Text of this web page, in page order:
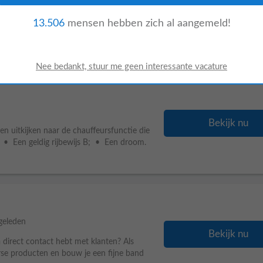
worden de vrachtwagens en
?️ Het kan zijn dat jij de
uitkijken naar de chauffeursfunctie die
• Een geldig rijbewijs B; • Een droom.
Bekijk nu
direct contact hebt met klanten? Als
producten en bouw je een fijne band
Bekijk nu
13.506mensen hebben zich al aangemeld!